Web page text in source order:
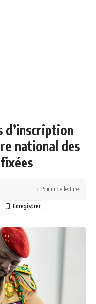
d’inscription
national des
5 min de lecture